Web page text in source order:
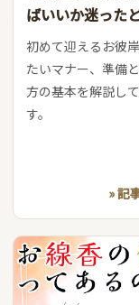
ばいいか迷った
初めて迎えるお彼
たいマナー、準備
方の基本を解説し
す。
» 記